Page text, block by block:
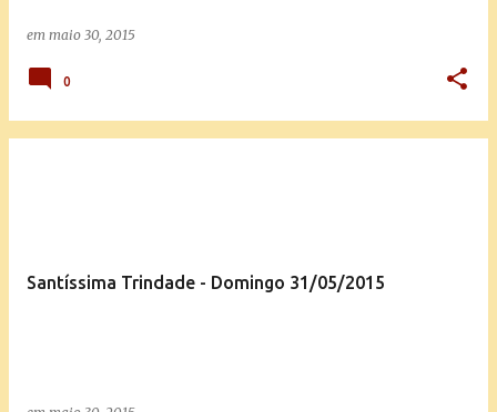
em maio 30, 2015
0
Santíssima Trindade - Domingo 31/05/2015